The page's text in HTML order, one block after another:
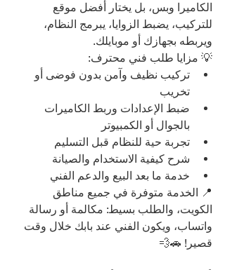
الكاميرا وبس، بل يختار أفضل موقع
للتركيب، يضبط الزوايا، يبرمج النظام،
ويربطه بجهازك أو موبايلك.
💡 مزايا طلب فني محترف:
تركيب نظيف وآمن بدون فوضى أو
تخريب
ضبط الإعدادات وربط الكاميرات
بالجوال أو الكمبيوتر
تجربة حية للنظام قبل التسليم
شرح كيفية الاستخدام والصيانة
خدمة ما بعد البيع والدعم الفني
📍 الخدمة متوفرة في جميع مناطق
الكويت، والطلب بسيط: مكالمة أو رسالة
واتساب، ويكون الفني عند بابك خلال وقت
قصير! 🚗💨